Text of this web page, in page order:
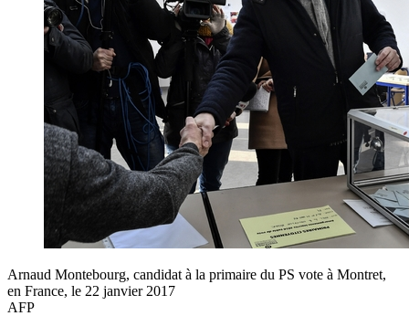
Arnaud Montebourg, candidat à la primaire du PS vote à Montret,
en France, le 22 janvier 2017
AFP